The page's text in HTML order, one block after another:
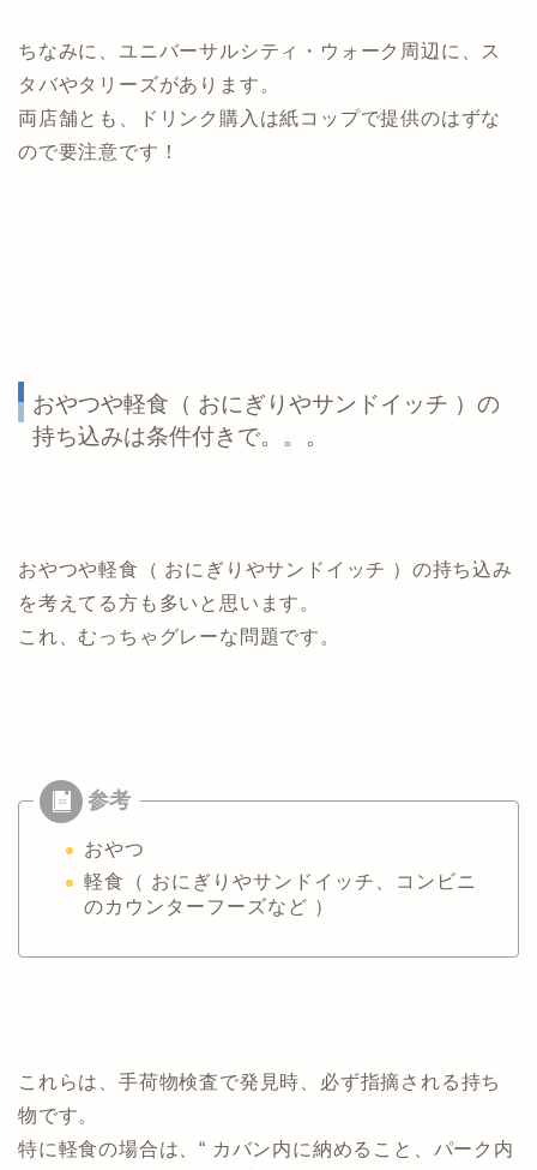
ちなみに、ユニバーサルシティ・ウォーク周辺に、ス
タバやタリーズがあります。
両店舗とも、ドリンク購入は紙コップで提供のはずな
ので要注意です！
おやつや軽食（ おにぎりやサンドイッチ ）の
持ち込みは条件付きで。。。
おやつや軽食（ おにぎりやサンドイッチ ）の持ち込み
を考えてる方も多いと思います。
これ、むっちゃグレーな問題です。
おやつ
軽食（ おにぎりやサンドイッチ、コンビニ
のカウンターフーズなど ）
これらは、手荷物検査で発見時、必ず指摘される持ち
物です。
特に軽食の場合は、“ カバン内に納めること、パーク内